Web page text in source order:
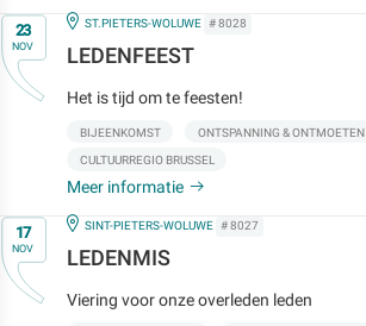
Op23
NOV
IN
ST.PIETERS-WOLUWE # 8028
LEDENFEEST
Het is tijd om te feesten!
BIJEENKOMST ONTSPANNING & ONTMOETEN
CULTUURREGIO BRUSSEL
Meer informatie
Op17
NOV
IN
SINT-PIETERS-WOLUWE # 8027
LEDENMIS
Viering voor onze overleden leden